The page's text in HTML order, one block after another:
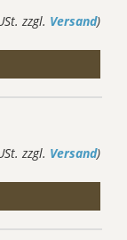
zzgl. Versand)
zzgl. Versand)